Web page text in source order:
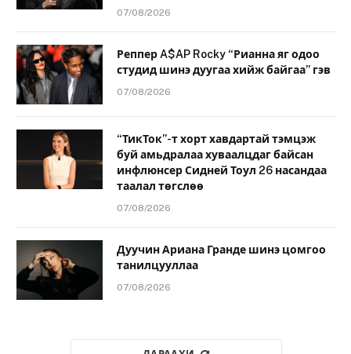
07/08/2026
Реппер A$AP Rocky “Рианна яг одоо
студид шинэ дуугаа хийж байгаа” гэв
07/08/2026
“ТикТок”-т хорт хавдартай тэмцэж
буй амьдралаа хуваалцдаг байсан
инфлюнсер Сидней Тоул 26 насандаа
таалал төгслөө
07/08/2026
Дуучин Ариана Гранде шинэ цомгоо
танилцууллаа
07/08/2026